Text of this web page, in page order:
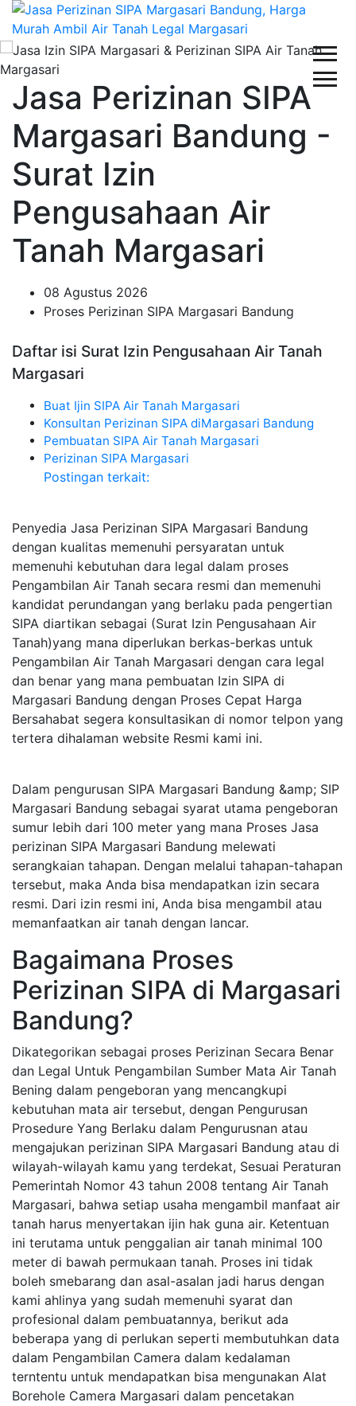
Jasa Perizinan SIPA
Margasari Bandung -
Surat Izin
Pengusahaan Air
Tanah Margasari
08 Agustus 2026
Proses Perizinan SIPA Margasari Bandung
Daftar isi Surat Izin Pengusahaan Air Tanah
Margasari
Buat Ijin SIPA Air Tanah Margasari
Konsultan Perizinan SIPA diMargasari Bandung
Pembuatan SIPA Air Tanah Margasari
Perizinan SIPA Margasari
Postingan terkait:
Penyedia Jasa Perizinan SIPA Margasari Bandung
dengan kualitas memenuhi persyaratan untuk
memenuhi kebutuhan dara legal dalam proses
Pengambilan Air Tanah secara resmi dan memenuhi
kandidat perundangan yang berlaku pada pengertian
SIPA diartikan sebagai (Surat Izin Pengusahaan Air
Tanah)yang mana diperlukan berkas-berkas untuk
Pengambilan Air Tanah Margasari dengan cara legal
dan benar yang mana pembuatan Izin SIPA di
Margasari Bandung dengan Proses Cepat Harga
Bersahabat segera konsultasikan di nomor telpon yang
tertera dihalaman website Resmi kami ini.
Dalam pengurusan SIPA Margasari Bandung &amp; SIP
Margasari Bandung sebagai syarat utama pengeboran
sumur lebih dari 100 meter yang mana Proses Jasa
perizinan SIPA Margasari Bandung melewati
serangkaian tahapan. Dengan melalui tahapan-tahapan
tersebut, maka Anda bisa mendapatkan izin secara
resmi. Dari izin resmi ini, Anda bisa mengambil atau
memanfaatkan air tanah dengan lancar.
Bagaimana Proses
Perizinan SIPA di Margasari
Bandung?
Dikategorikan sebagai proses Perizinan Secara Benar
dan Legal Untuk Pengambilan Sumber Mata Air Tanah
Bening dalam pengeboran yang mencangkupi
kebutuhan mata air tersebut, dengan Pengurusan
Prosedure Yang Berlaku dalam Pengurusnan atau
mengajukan perizinan SIPA Margasari Bandung atau di
wilayah-wilayah kamu yang terdekat, Sesuai Peraturan
Pemerintah Nomor 43 tahun 2008 tentang Air Tanah
Margasari, bahwa setiap usaha mengambil manfaat air
tanah harus menyertakan ijin hak guna air. Ketentuan
ini terutama untuk penggalian air tanah minimal 100
meter di bawah permukaan tanah. Proses ini tidak
boleh smebarang dan asal-asalan jadi harus dengan
kami ahlinya yang sudah memenuhi syarat dan
profesional dalam pembuatannya, berikut ada
beberapa yang di perlukan seperti membutuhkan data
dalam Pengambilan Camera dalam kedalaman
terntentu untuk mendapatkan bisa mengunakan Alat
Borehole Camera Margasari dalam pencetakan